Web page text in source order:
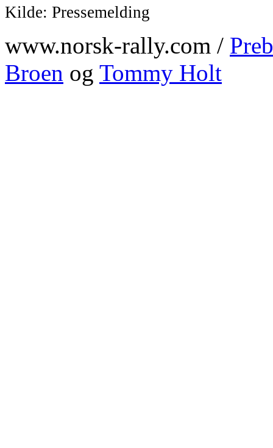
Kilde: Pressemelding
www.norsk-rally.com /
Broen og Tommy Holt